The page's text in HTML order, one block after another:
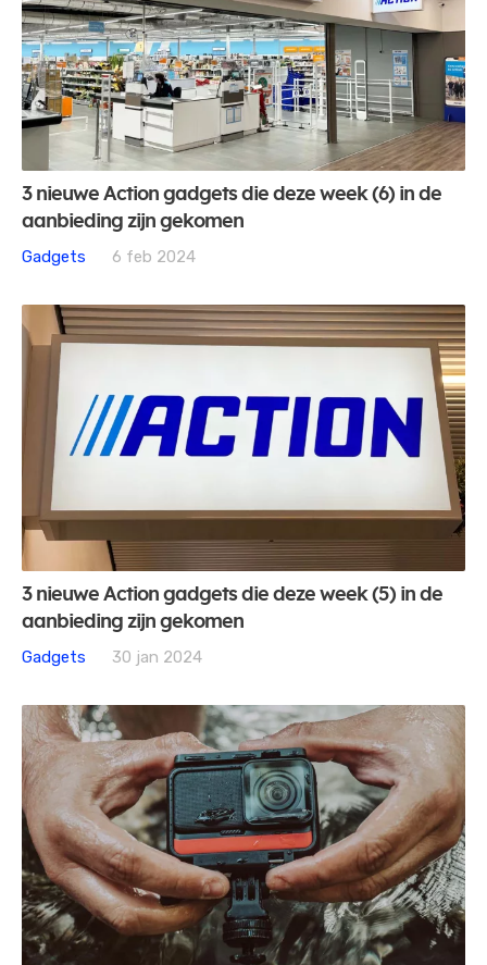
3 nieuwe Action gadgets die deze week (6) in de
aanbieding zijn gekomen
Gadgets
6 feb 2024
3 nieuwe Action gadgets die deze week (5) in de
aanbieding zijn gekomen
Gadgets
30 jan 2024